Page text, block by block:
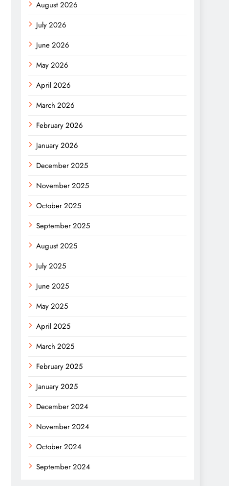
August 2026
July 2026
June 2026
May 2026
April 2026
March 2026
February 2026
January 2026
December 2025
November 2025
October 2025
September 2025
August 2025
July 2025
June 2025
May 2025
April 2025
March 2025
February 2025
January 2025
December 2024
November 2024
October 2024
September 2024